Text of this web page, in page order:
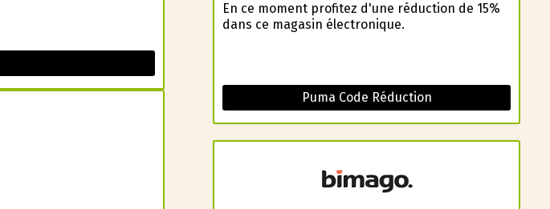
En ce moment profitez d'une réduction de 15%
dans ce magasin électronique.
Puma Code Réduction